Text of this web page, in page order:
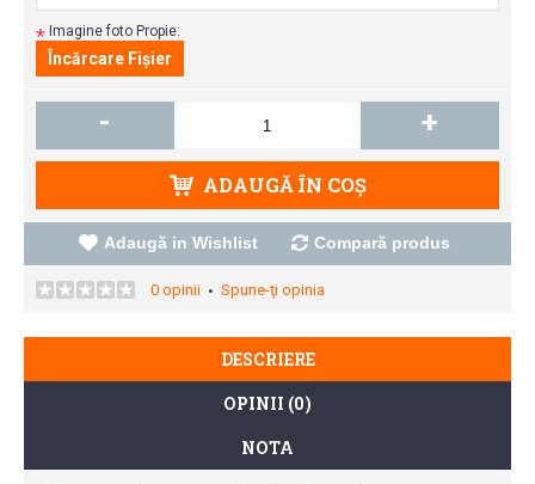
* Imagine foto Propie:
- +
ADAUGĂ ÎN COŞ
Adaugă in Wishlist Compară produs
0 opinii • Spune-ţi opinia
DESCRIERE
OPINII (0)
NOTA